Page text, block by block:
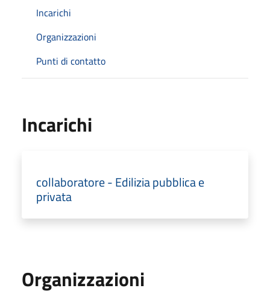
Incarichi
Organizzazioni
Punti di contatto
Incarichi
collaboratore - Edilizia pubblica e
privata
Organizzazioni